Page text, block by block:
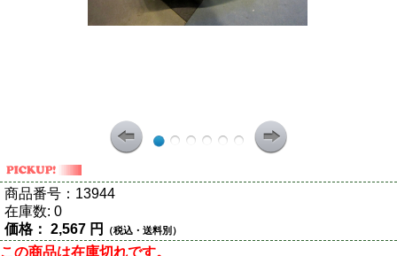
商品番号： 13944
在庫数: 0
価格： 2,567 円 （税込・送料別）
この商品は在庫切れです。